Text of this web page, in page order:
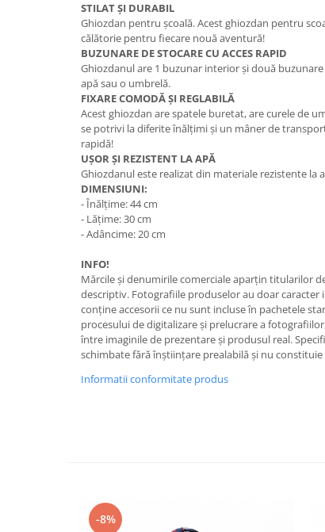
STILAT ȘI DURABIL
Ghiozdan pentru școală. Acest ghiozdan pentru
călătorie pentru fiecare nouă aventură!
BUZUNARE DE STOCARE CU ACCES RAPID
Ghiozdanul are 1 buzunar interior și două
apă sau o umbrelă.
FIXARE COMODĂ ȘI REGLABILĂ
Acest ghiozdan are spatele buretat, are curele de
se potrivi la diferite înălțimi și un mâner de
rapidă!
UȘOR ȘI REZISTENT LA APĂ
Ghiozdanul este realizat din materiale rezistente la
DIMENSIUNI:
- Înălțime: 44 cm
- Lățime: 30 cm
- Adâncime: 20 cm
INFO!
Mărcile și denumirile comerciale aparțin titularilor
descriptiv. Fotografiile produselor au doar
conţine accesorii ce nu sunt incluse în pachetele
procesului de digitalizare și prelucrare a
între imaginile de prezentare și produsul real.
schimbate fără înştiinţare prealabilă şi nu
Informatii conformitate produs
-8%